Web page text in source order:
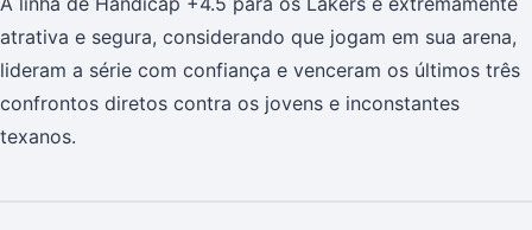
atrativa e segura, considerando que jogam em sua arena,
lideram a série com confiança e venceram os últimos três
confrontos diretos contra os jovens e inconstantes
texanos.